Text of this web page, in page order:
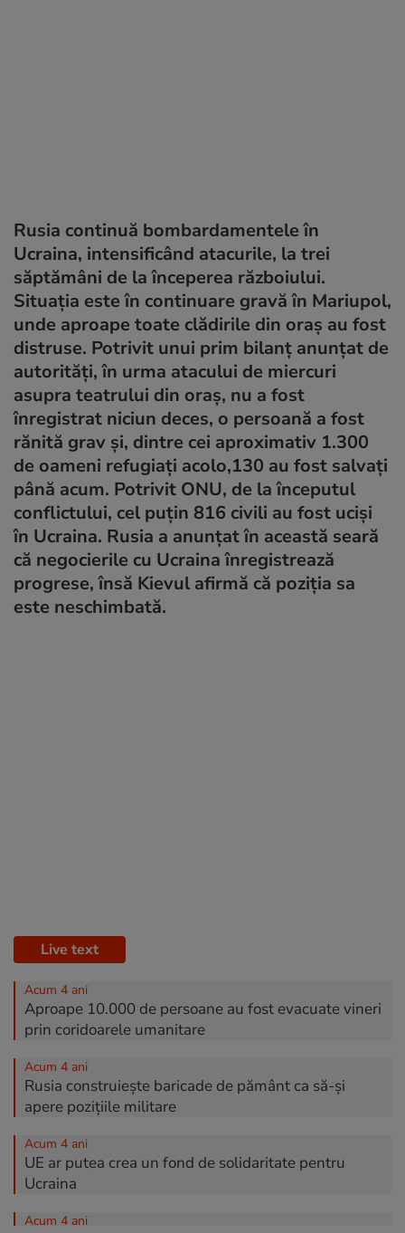
Rusia continuă bombardamentele în
Ucraina, intensificând atacurile, la trei
săptămâni de la începerea războiului.
Situația este în continuare gravă în Mariupol,
unde aproape toate clădirile din oraș au fost
distruse. Potrivit unui prim bilanț anunțat de
autorități, în urma atacului de miercuri
asupra teatrului din oraș, nu a fost
înregistrat niciun deces, o persoană a fost
rănită grav și, dintre cei aproximativ 1.300
de oameni refugiați acolo,130 au fost salvați
până acum. Potrivit ONU, de la începutul
conflictului, cel puțin 816 civili au fost uciși
în Ucraina. Rusia a anunțat în această seară
că negocierile cu Ucraina înregistrează
progrese, însă Kievul afirmă că poziția sa
este neschimbată.
Live text
Acum 4 ani
Aproape 10.000 de persoane au fost evacuate vineri
prin coridoarele umanitare
Acum 4 ani
Rusia construiește baricade de pământ ca să-și
apere pozițiile militare
Acum 4 ani
UE ar putea crea un fond de solidaritate pentru
Ucraina
Acum 4 ani